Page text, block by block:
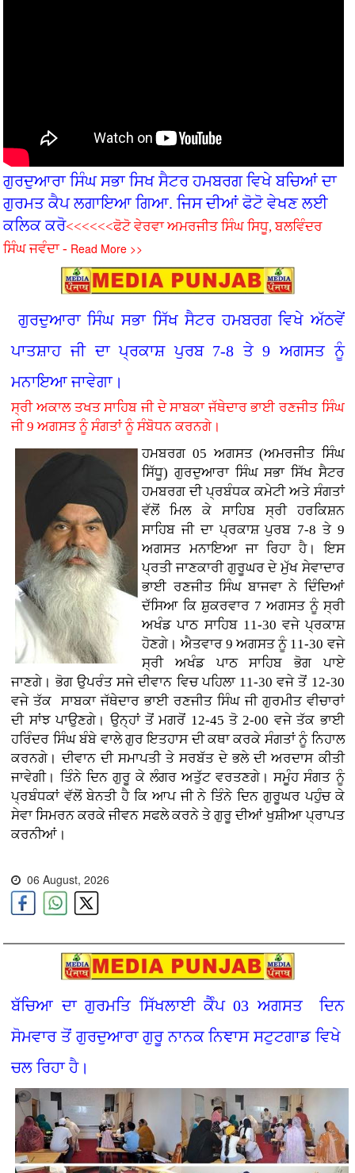
ਗੁਰਦੁਆਰਾ ਸਿੰਘ ਸਭਾ ਸਿਖ ਸੈਟਰ ਹਮਬਰਗ ਵਿਖੇ ਬਚ‌ਿਆਂ ਦਾ
ਗੁਰਮਤ ਕੈਪ ਲਗਾਇਆ ਗਿਆ. ਜਿਸ ਦੀਆਂ ਫੋਟੋ ਵੇਖਣ ਲਈ
ਕਲਿਕ ਕਰੋ<<<<<<ਫੋਟੋ ਵੇਰਵਾ ਅਮਰਜੀਤ ਸਿੰਘ ਸਿਧੂ, ਬਲਵਿੰਦਰ
ਸਿੰਘ ਜਵੰਦਾ - Read More >>
ਗੁਰਦੁਆਰਾ ਸਿੰਘ ਸਭਾ ਸਿੱਖ ਸੈਟਰ ਹਮਬਰਗ ਵਿਖੇ ਅੱਠਵੇਂ
ਪਾਤਸ਼ਾਹ ਜੀ ਦਾ ਪ੍ਰਕਾਸ਼ ਪੁਰਬ 7-8 ਤੇ 9 ਅਗਸਤ ਨੂੰ
ਮਨਾਇਆ ਜਾਵੇਗਾ।
ਸ੍ਰੀ ਅਕਾਲ ਤਖਤ ਸਾਹਿਬ ਜੀ ਦੇ ਸਾਬਕਾ ਜੱਥੇਦਾਰ ਭਾਈ ਰਣਜੀਤ ਸਿੰਘ
ਜੀ 9 ਅਗਸਤ ਨੂੰ ਸੰਗਤਾਂ ਨੂੰ ਸੰਬੋਧਨ ਕਰਨਗੇ।
ਹਮਬਰਗ 05 ਅਗਸਤ (ਅਮਰਜੀਤ ਸਿੰਘ
ਸਿੱਧੂ) ਗੁਰਦੁਆਰਾ ਸਿੰਘ ਸਭਾ ਸਿੱਖ ਸੈਟਰ
ਹਮਬਰਗ ਦੀ ਪ੍ਰਬੰਧਕ ਕਮੇਟੀ ਅਤੇ ਸੰਗਤਾਂ
ਵੱਲੋਂ ਮਿਲ ਕੇ ਸਾਹਿਬ ਸ੍ਰੀ ਹਰਕਿਸ਼ਨ
ਸਾਹਿਬ ਜੀ ਦਾ ਪ੍ਰਕਾਸ਼ ਪੁਰਬ 7-8 ਤੇ 9
ਅਗਸਤ ਮਨਾਇਆ ਜਾ ਰਿਹਾ ਹੈ। ਇਸ
ਪ੍ਰਤੀ ਜਾਣਕਾਰੀ ਗੁਰੂਘਰ ਦੇ ਮੁੱਖ ਸੇਵਾਦਾਰ
ਭਾਈ ਰਣਜੀਤ ਸਿੰਘ ਬਾਜਵਾ ਨੇ ਦਿੰਦਿਆਂ
ਦੱਸਿਆ ਕਿ ਸ਼ੁਕਰਵਾਰ 7 ਅਗਸਤ ਨੂੰ ਸ੍ਰੀ
ਅਖੰਡ ਪਾਠ ਸਾਹਿਬ 11-30 ਵਜੇ ਪ੍ਰਕਾਸ਼
ਹੋਣਗੇ। ਐਤਵਾਰ 9 ਅਗਸਤ ਨੂੰ 11-30 ਵਜੇ
ਸ੍ਰੀ ਅਖੰਡ ਪਾਠ ਸਾਹਿਬ ਭੋਗ ਪਾਏ
ਜਾਣਗੇ। ਭੋਗ ਉਪਰੰਤ ਸਜੇ ਦੀਵਾਨ ਵਿਚ ਪਹਿਲਾ 11-30 ਵਜੇ ਤੋਂ 12-30
ਵਜੇ ਤੱਕ ਸਾਬਕਾ ਜੱਥੇਦਾਰ ਭਾਈ ਰਣਜੀਤ ਸਿੰਘ ਜੀ ਗੁਰਮੀਤ ਵੀਚਾਰਾਂ
ਦੀ ਸਾਂਝ ਪਾਉਣਗੇ। ਉਨ੍ਹਾਂ ਤੋਂ ਮਗਰੋਂ 12-45 ਤੋ 2-00 ਵਜੇ ਤੱਕ ਭਾਈ
ਹਰਿੰਦਰ ਸਿੰਘ ਬੰਬੇ ਵਾਲੇ ਗੁਰ ਇਤਹਾਸ ਦੀ ਕਥਾ ਕਰਕੇ ਸੰਗਤਾਂ ਨੂੰ ਨਿਹਾਲ
ਕਰਨਗੇ। ਦੀਵਾਨ ਦੀ ਸਮਾਪਤੀ ਤੇ ਸਰਬੱਤ ਦੇ ਭਲੇ ਦੀ ਅਰਦਾਸ ਕੀਤੀ
ਜਾਵੇਗੀ। ਤਿੰਨੇ ਦਿਨ ਗੁਰੂ ਕੇ ਲੰਗਰ ਅਤੁੱਟ ਵਰਤਣਗੇ। ਸਮੂੰਹ ਸੰਗਤ ਨੂੰ
ਪ੍ਰਬੰਧਕਾਂ ਵੱਲੋਂ ਬੇਨਤੀ ਹੈ ਕਿ ਆਪ ਜੀ ਨੇ ਤਿੰਨੇ ਦਿਨ ਗੁਰੂਘਰ ਪਹੁੰਚ ਕੇ
ਸੇਵਾ ਸਿਮਰਨ ਕਰਕੇ ਜੀਵਨ ਸਫਲੇ ਕਰਨੇ ਤੇ ਗੁਰੂ ਦੀਆਂ ਖੁਸ਼ੀਆ ਪ੍ਰਾਪਤ
ਕਰਨੀਆਂ।
06 August, 2026
ਬੱਚਿਆ ਦਾ ਗੁਰਮਤਿ ਸਿੱਖਲਾਈ ਕੈੰਪ 03 ਅਗਸਤ ਦਿਨ
ਸੋਮਵਾਰ ਤੋਂ ਗੁਰਦੁਆਰਾ ਗੁਰੂ ਨਾਨਕ ਨਿਞਾਸ ਸਟੁਟਗਾਡ ਵਿਖੇ
ਚਲ ਰਿਹਾ ਹੈ।